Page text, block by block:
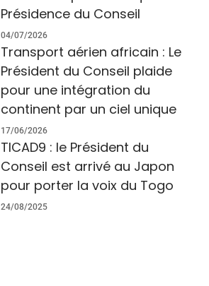
Présidence du Conseil
04/07/2026
Transport aérien africain : Le
Président du Conseil plaide
pour une intégration du
continent par un ciel unique
17/06/2026
TICAD9 : le Président du
Conseil est arrivé au Japon
pour porter la voix du Togo
24/08/2025